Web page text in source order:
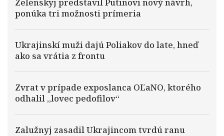
ponúka tri možnosti prímeria
Ukrajinskí muži dajú Poliakov do late, hneď
ako sa vrátia z frontu
Zvrat v prípade exposlanca OĽaNO, ktorého
odhalil „lovec pedofilov“
Zalužnyj zasadil Ukrajincom tvrdú ranu